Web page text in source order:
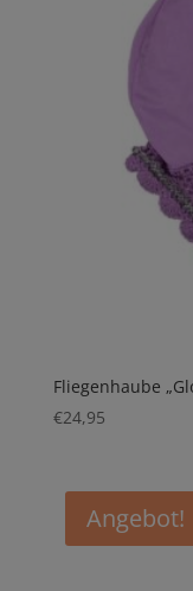
Fliegenhaube
€24,95
Angebot!